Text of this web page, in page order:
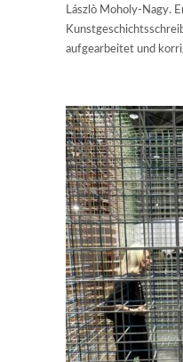
Lászlò Moholy-Nagy.
aufgearbeitet und